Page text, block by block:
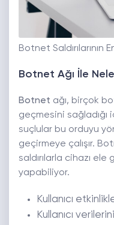
Botnet Saldırılarının
Botnet Ağı İle
Botnet ağı, birçok
geçmesini
suçlular bu orduyu
geçirmeye çalışır.
saldırılarla cihazı
yapabiliyor.
Kullanıcı
Kullanıcı